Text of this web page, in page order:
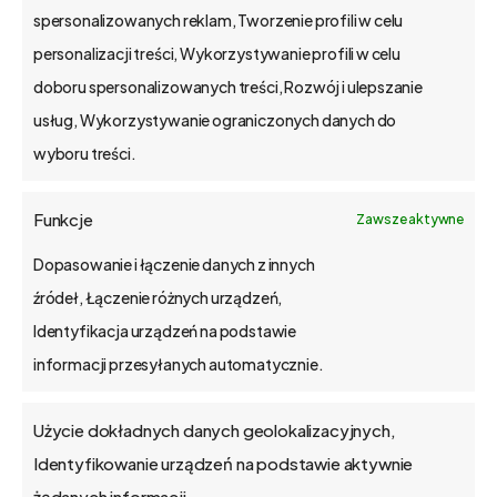
spersonalizowanych reklam, Tworzenie profili w celu
personalizacji treści, Wykorzystywanie profili w celu
doboru spersonalizowanych treści, Rozwój i ulepszanie
usług, Wykorzystywanie ograniczonych danych do
wyboru treści.
Funkcje Zawsze aktywne
Dopasowanie i łączenie danych z innych
źródeł, Łączenie różnych urządzeń,
Identyfikacja urządzeń na podstawie
informacji przesyłanych automatycznie.
Użycie dokładnych danych geolokalizacyjnych,
Identyfikowanie urządzeń na podstawie aktywnie
Poznań, Polska
tel. 61 848 44 23
bs4@bs4.io
Jak wdrażamy
API
Blog
Kontakt